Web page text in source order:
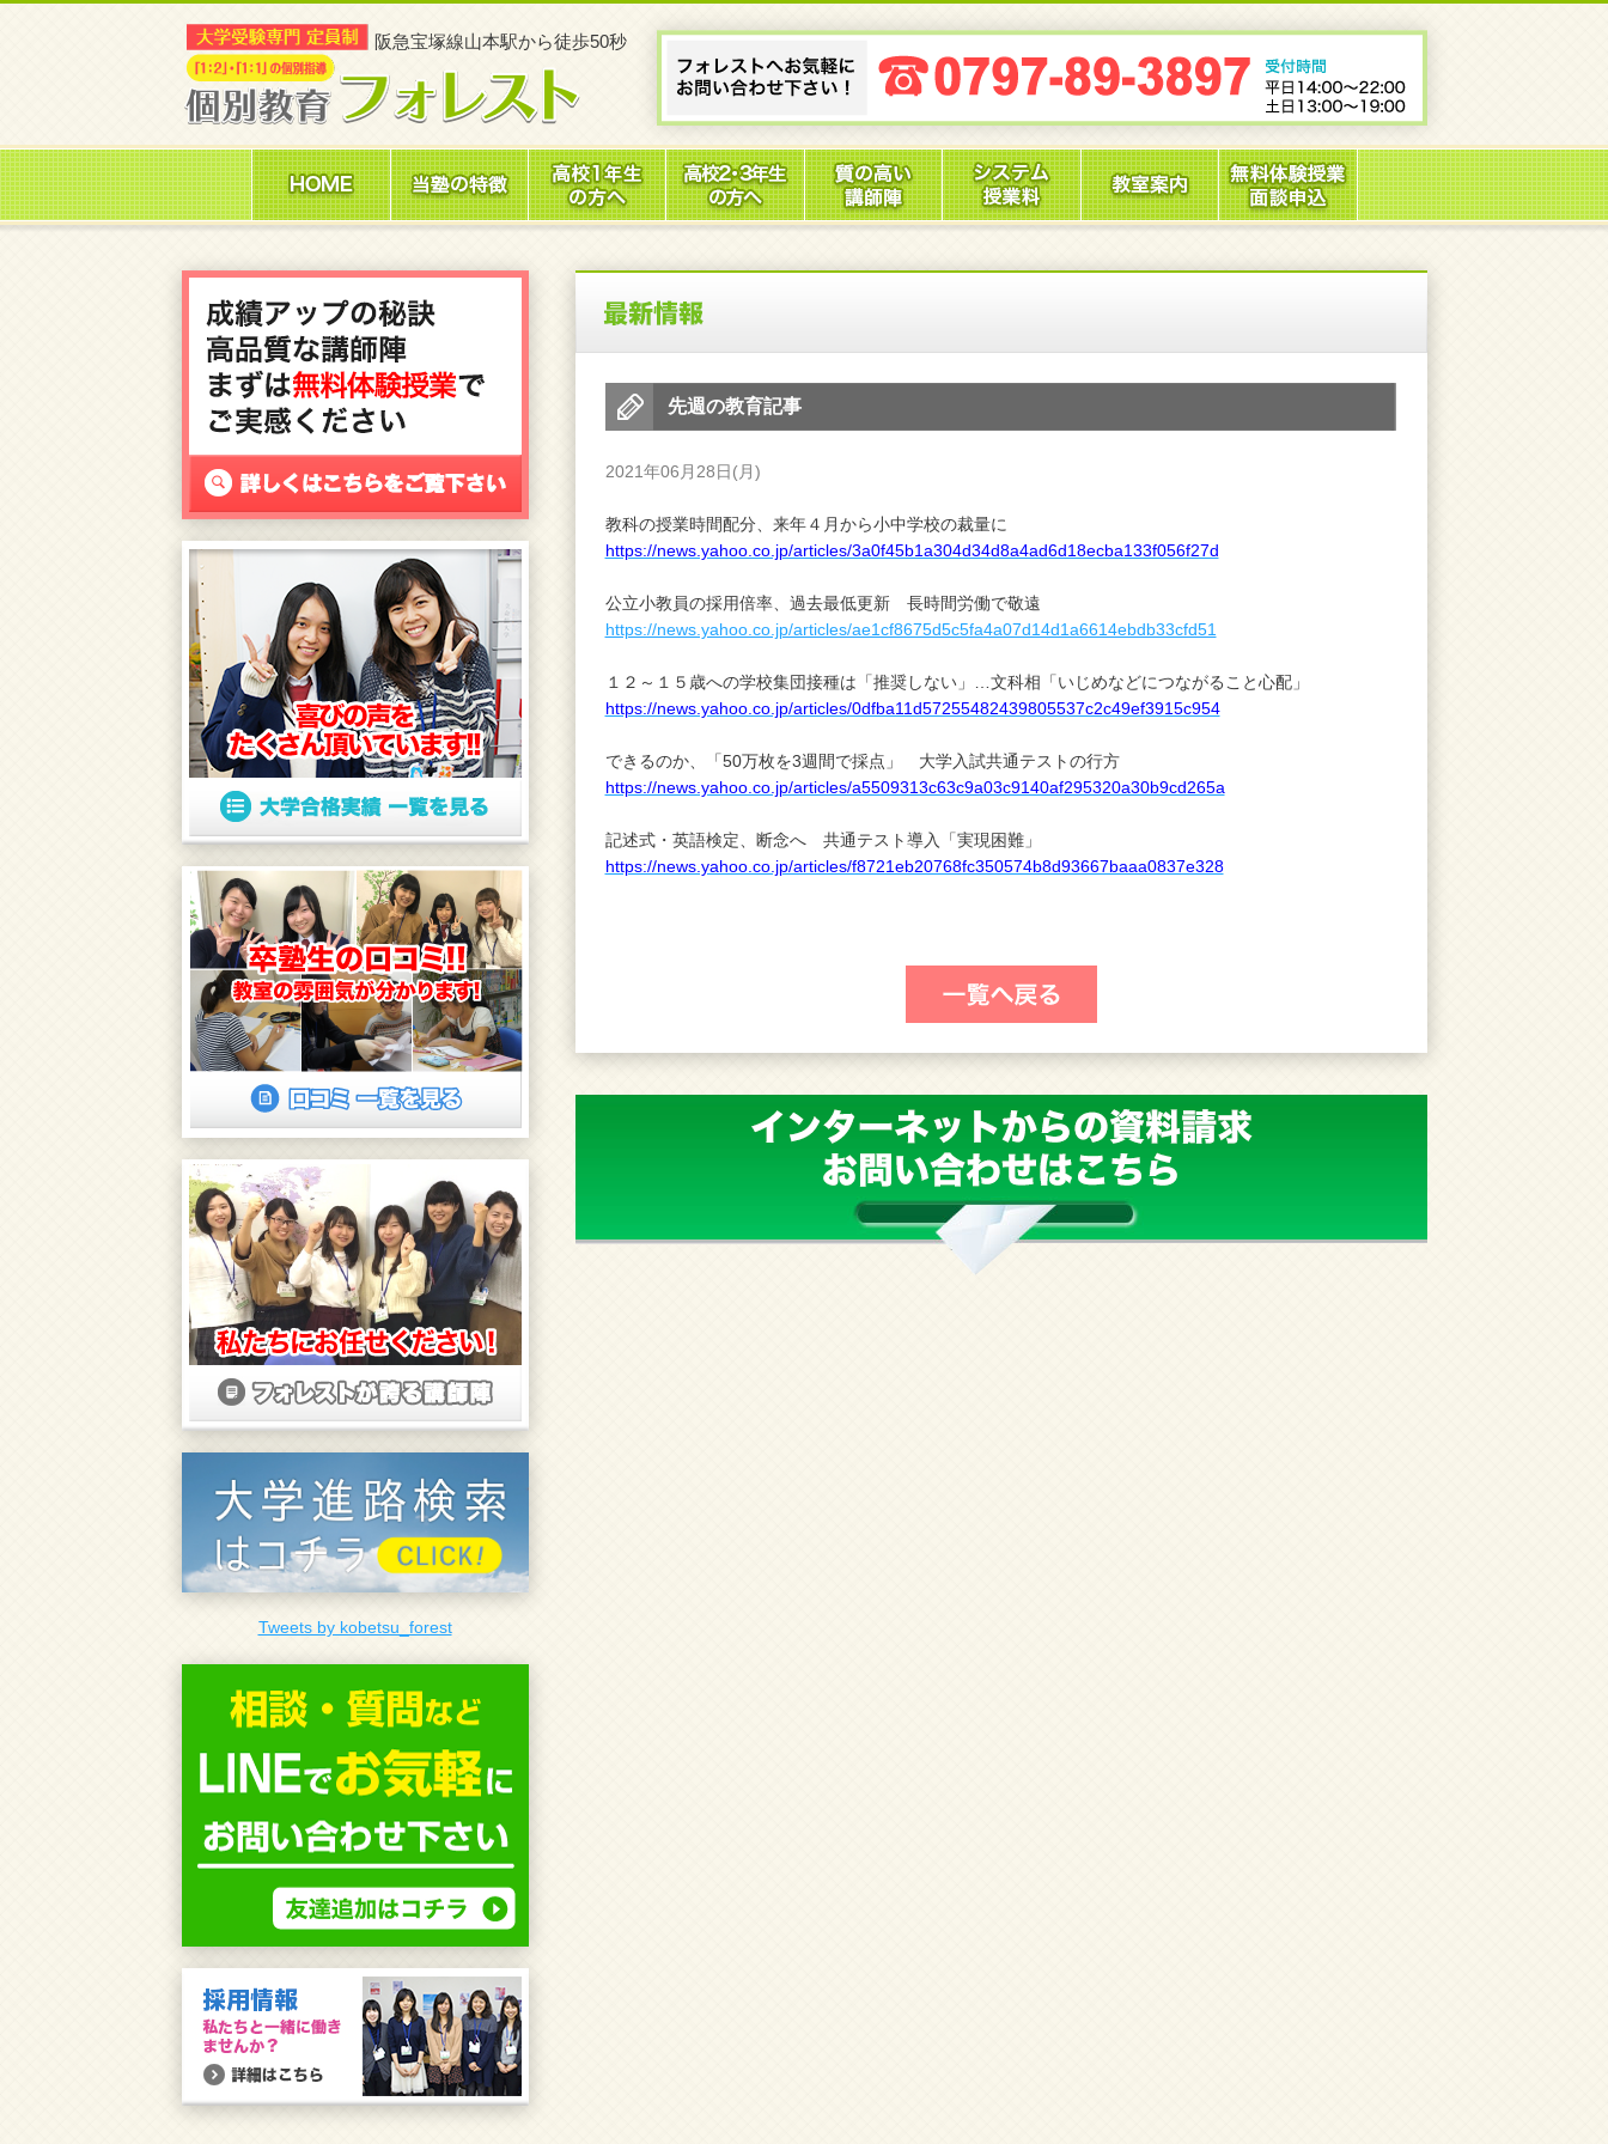
阪急宝塚線山本駅から徒歩50秒
先週の教育記事
2021年06月28日(月)
教科の授業時間配分、来年４月から小中学校の裁量に
https://news.yahoo.co.jp/articles/3a0f45b1a304d34d8a4ad6d18ecba133f056f27d
公立小教員の採用倍率、過去最低更新 長時間労働で敬遠
https://news.yahoo.co.jp/articles/ae1cf8675d5c5fa4a07d14d1a6614ebdb33cfd51
１２～１５歳への学校集団接種は「推奨しない」…文科相「いじめなどにつながること心配」
https://news.yahoo.co.jp/articles/0dfba11d57255482439805537c2c49ef3915c954
できるのか、「50万枚を3週間で採点」 大学入試共通テストの行方
https://news.yahoo.co.jp/articles/a5509313c63c9a03c9140af295320a30b9cd265a
記述式・英語検定、断念へ 共通テスト導入「実現困難」
https://news.yahoo.co.jp/articles/f8721eb20768fc350574b8d93667baaa0837e328
Tweets by kobetsu_forest